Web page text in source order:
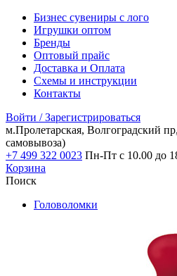
Бизнес сувениры с лого
Игрушки оптом
Бренды
Оптовый прайс
Доставка и Оплата
Схемы и инструкции
Контакты
Войти / Зарегистрироваться
м.Пролетарская, Волгоградский
самовывоза)
+7 499 322 0023 Пн-Пт с 10.00 до
Корзина
Поиск
Головоломки